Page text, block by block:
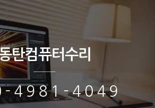
탄컴퓨터수리
4981-4049